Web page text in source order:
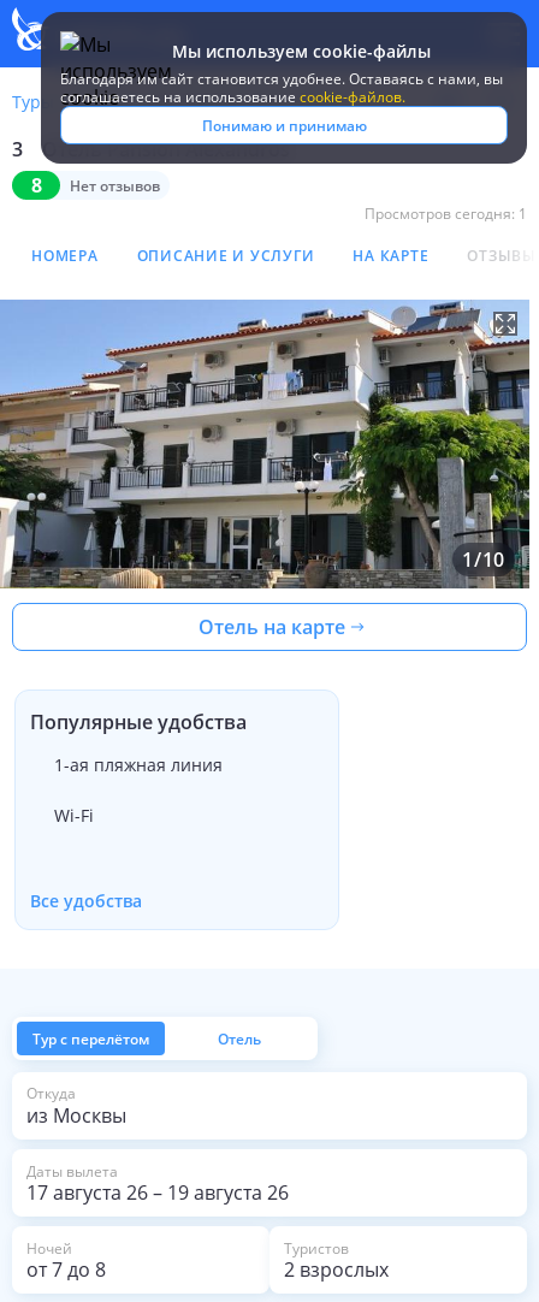
Мы используем cookie-файлы
Благодаря им сайт становится удобнее. Оставаясь c нами, вы
соглашаетесь на использование cookie-файлов.
Понимаю и принимаю
Туры Греция Халкидики-Кассандра Pansion Alexandros
Отель Pansion Alexandros
3
Отель Pansion Alexandros
8
Нет отзывов
Просмотров сегодня: 1
НОМЕРА ОПИСАНИЕ И УСЛУГИ НА КАРТЕ ОТЗЫВЫ
1/10
Отель на карте
Популярные удобства
1-ая пляжная линия
Wi-Fi
Все удобства
Тур с перелётом Отель
Откуда
из Москвы
Даты вылета
17 августа 26– 19 августа 26
Ночей
от7до 8
Туристов
2 взрослых